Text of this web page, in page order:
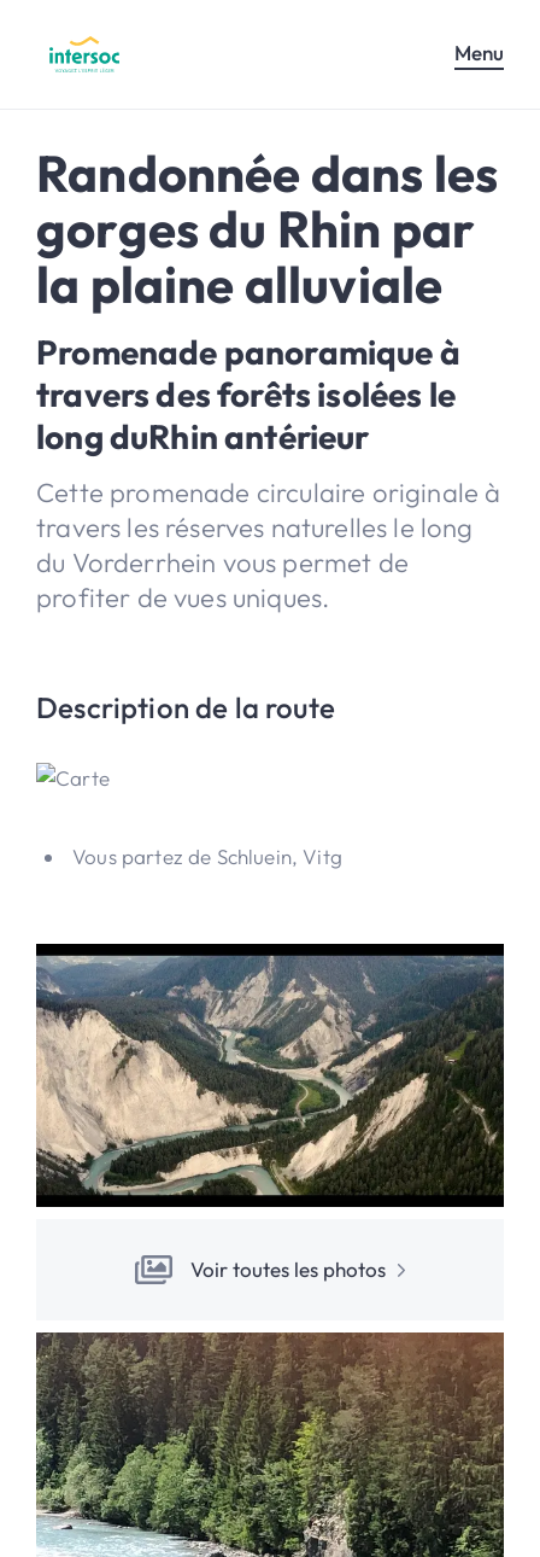
Menu
Randonnée dans les
gorges du Rhin par
la plaine alluviale
Promenade panoramique à
travers des forêts isolées le
long duRhin antérieur
Cette promenade circulaire originale à
travers les réserves naturelles le long
du Vorderrhein vous permet de
profiter de vues uniques.
Description de la route
Vous partez de Schluein, Vitg
Voir toutes les photos